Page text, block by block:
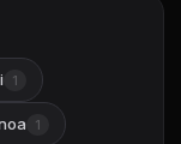
1
1